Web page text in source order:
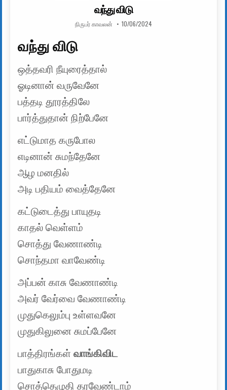
வந்து விடு
AUTHOR:
நிருபர் காவலன் PUBLISHED DATE:
10/06/2024
வந்து விடு
ஒத்தவரி நீயுரைத்தால்
ஓடினான் வருவேனே
பத்தடி தூரத்திலே
பார்த்துதான் நிற்பேனே
எட்டுமாத கருபோல
எடினான் சுமந்தேனே
ஆழ மனதில்
அடி பதியம் வைத்தேனே
கட்டுடைத்து பாயுதடி
காதல் வெள்ளம்
சொத்து வேணாண்டி
சொந்தமா வாவேண்டி
அப்பன் காசு வேணாண்டி
அவர் வேர்வை வேணாண்டி
முதுகெலும்பு உள்ளவனே
முதுகிலுனை சுமப்பேனே
பாத்திரங்கள்வாங்கிவிட
பாதுகாசு போதுமடி
சொத்தெழுதி தரவேண்டாம்